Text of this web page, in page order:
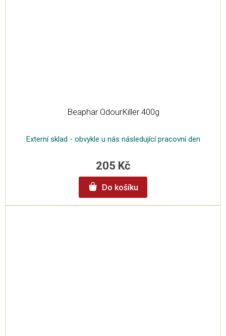
Beaphar OdourKiller 400g
Externí sklad - obvykle u nás následující pracovní den
205 Kč
Do košíku